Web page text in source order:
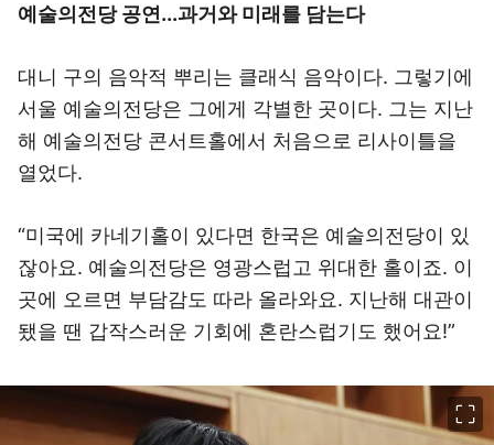
예술의전당 공연...과거와 미래를 담는다
대니 구의 음악적 뿌리는 클래식 음악이다. 그렇기에
서울 예술의전당은 그에게 각별한 곳이다. 그는 지난
해 예술의전당 콘서트홀에서 처음으로 리사이틀을
열었다.
“미국에 카네기홀이 있다면 한국은 예술의전당이 있
잖아요. 예술의전당은 영광스럽고 위대한 홀이죠. 이
곳에 오르면 부담감도 따라 올라와요. 지난해 대관이
됐을 땐 갑작스러운 기회에 혼란스럽기도 했어요!”